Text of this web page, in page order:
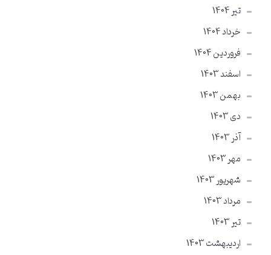
تير 1404
خرداد 1404
فروردین 1404
اسفند 1403
بهمن 1403
دی 1403
آذر 1403
مهر 1403
شهریور 1403
مرداد 1403
تير 1403
ارديبهشت 1403